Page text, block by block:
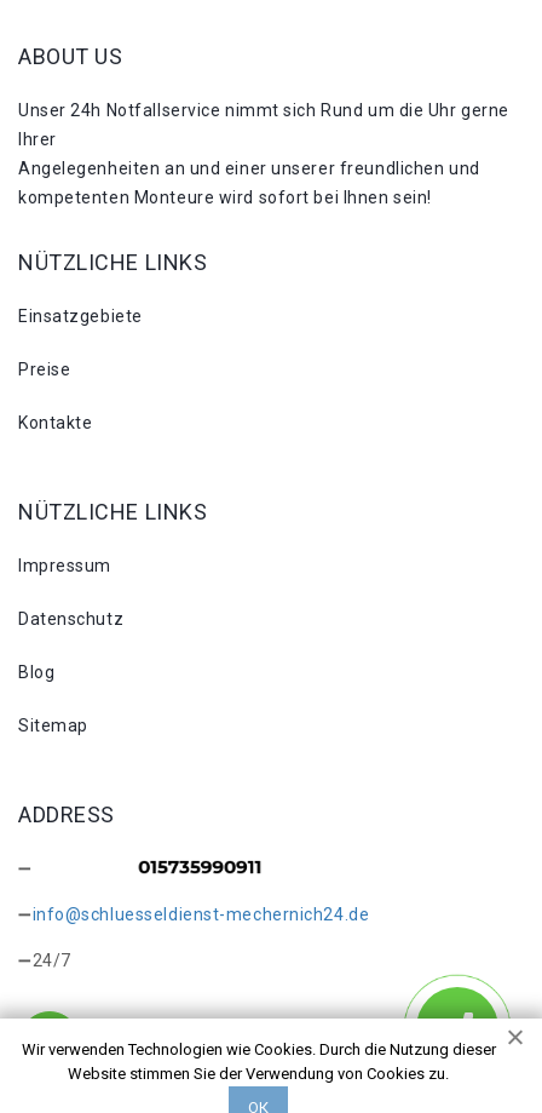
Wir verwenden Technologien wie Cookies. Durch die Nutzung dieser
Website stimmen Sie der Verwendung von Cookies zu.
ОК
ABOUT US
Unser 24h Notfallservice nimmt sich Rund um die Uhr gerne
Ihrer
Angelegenheiten an und einer unserer freundlichen und
kompetenten Monteure wird sofort bei Ihnen sein!
NÜTZLICHE LINKS
Einsatzgebiete
Preise
Kontakte
NÜTZLICHE LINKS
Impressum
Datenschutz
Blog
Sitemap
ADDRESS
info@schluesseldienst-mechernich24.de
24/7
Copyright © 2026 Schlüsseldienst Mechernich Burgfey. Alle